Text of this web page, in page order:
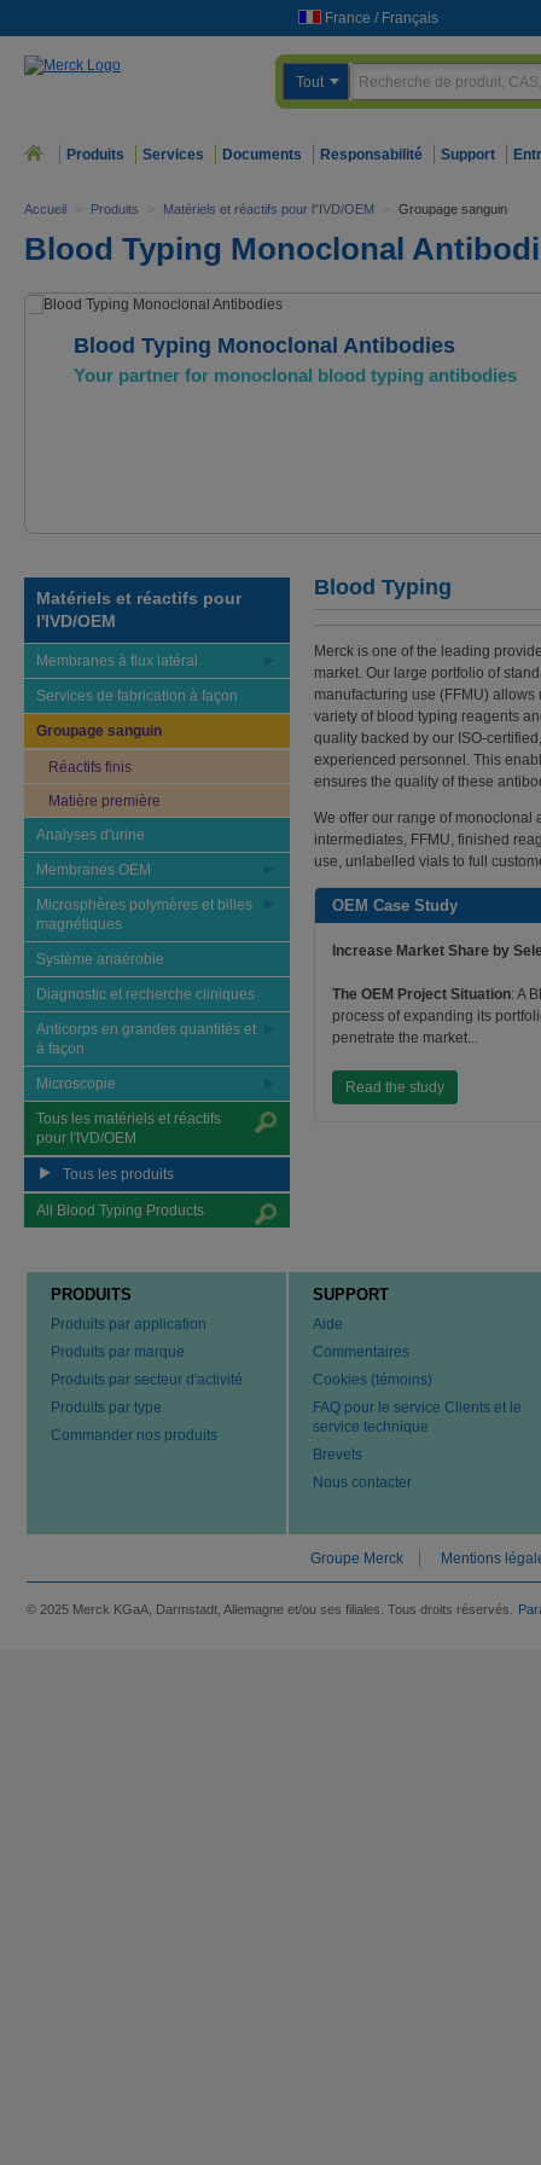
France / Français
Tout
Produits Services Documents Responsabilité Support
Accueil > Produits > Matériels et réactifs pour l"IVD/OEM > Groupage sanguin
Blood Typing Monoclonal
Blood Typing Monoclonal Antibodies
Your partner for monoclonal blood typing antibodies
Matériels et réactifs pour
l'IVD/OEM
Membranes à flux latéral
Services de fabrication à façon
Groupage sanguin
Réactifs finis
Matière première
Analyses d'urine
Membranes OEM
Microsphères polymères et billes
magnétiques
Système anaérobie
Diagnostic et recherche cliniques
Anticorps en grandes quantités et
à façon
Microscopie
Tous les matériels et réactifs
pour l'IVD/OEM
Tous les produits
All Blood Typing Products
Blood Typing
Merck is one of the leading
market. Our large portfolio of
manufacturing use (FFMU)
variety of blood typing reagents
quality backed by our ISO-
experienced personnel. This
ensures the quality of these
We offer our range of monoclonal
intermediates, FFMU, finished
use, unlabelled vials to full
OEM Case Study
Increase Market Share by
The OEM Project Situation: A
process of expanding its
penetrate the market...
Read the study
PRODUITS
Produits par application
Produits par marque
Produits par secteur d'activité
Produits par type
Commander nos produits
SUPPORT
Aide
Commentaires
Cookies (témoins)
FAQ pour le service Clients et le
service technique
Brevets
Nous contacter
Groupe Merck Mentions
© 2025 Merck KGaA, Darmstadt, Allemagne et/ou ses filiales. Tous droits réservés.